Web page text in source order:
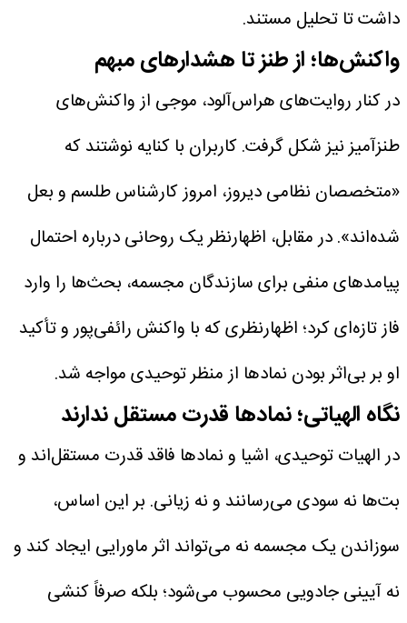
داشت تا تحلیل مستند.
واکنش‌ها؛ از طنز تا هشدارهای مبهم
در کنار روایت‌های هراس‌آلود، موجی از واکنش‌های
طنزآمیز نیز شکل گرفت. کاربران با کنایه نوشتند که
«متخصصان نظامی دیروز، امروز کارشناس طلسم و بعل
شده‌اند». در مقابل، اظهارنظر یک روحانی درباره احتمال
پیامدهای منفی برای سازندگان مجسمه، بحث‌ها را وارد
فاز تازه‌ای کرد؛ اظهارنظری که با واکنش رائفی‌پور و تأکید
او بر بی‌اثر بودن نمادها از منظر توحیدی مواجه شد.
نگاه الهیاتی؛ نمادها قدرت مستقل ندارند
در الهیات توحیدی، اشیا و نمادها فاقد قدرت مستقل‌اند و
بت‌ها نه سودی می‌رسانند و نه زیانی. بر این اساس،
سوزاندن یک مجسمه نه می‌تواند اثر ماورایی ایجاد کند و
نه آیینی جادویی محسوب می‌شود؛ بلکه صرفاً کنشی